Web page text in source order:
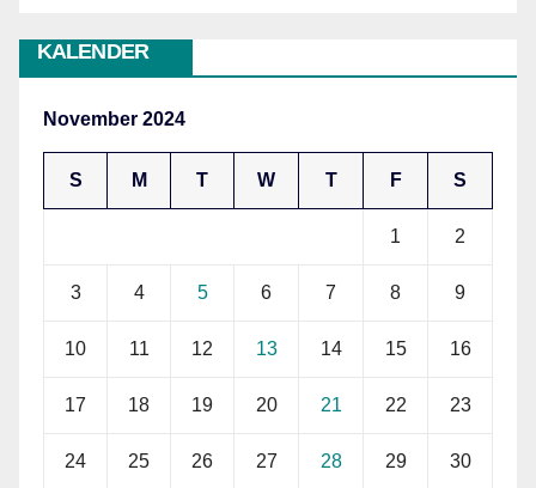
KALENDER
November 2024
S M T W T F S
1 2
3 4 5 6 7 8 9
10 11 12 13 14 15 16
17 18 19 20 21 22 23
24 25 26 27 28 29 30